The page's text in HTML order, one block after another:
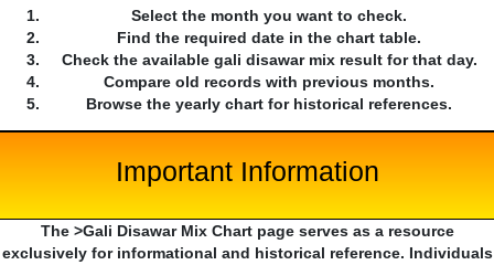
Select the month you want to check.
Find the required date in the chart table.
Check the available gali disawar mix result for that day.
Compare old records with previous months.
Browse the yearly chart for historical references.
Important Information
The >Gali Disawar Mix Chart page serves as a resource
exclusively for informational and historical reference. Individuals